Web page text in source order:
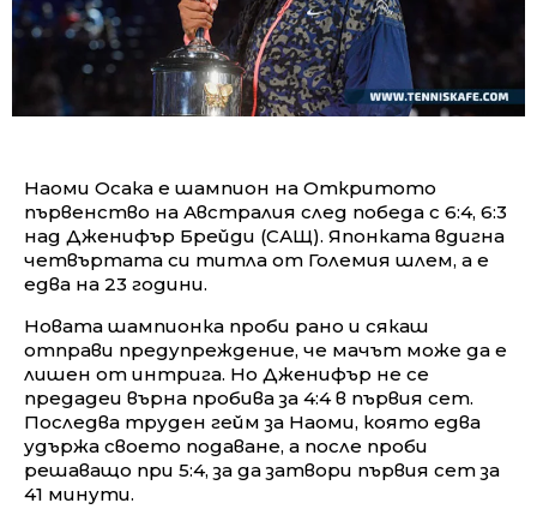
Наоми Осака е шампион на Откритото
първенство на Австралия след победа с 6:4, 6:3
над Дженифър Брейди (САЩ). Японката вдигна
четвъртата си титла от Големия шлем, а е
едва на 23 години.
Новата шампионка проби рано и сякаш
отправи предупреждение, че мачът може да е
лишен от интрига. Но Дженифър не се
предадеи върна пробива за 4:4 в първия сет.
Последва труден гейм за Наоми, която едва
удържа своето подаване, а после проби
решаващо при 5:4, за да затвори първия сет за
41 минути.